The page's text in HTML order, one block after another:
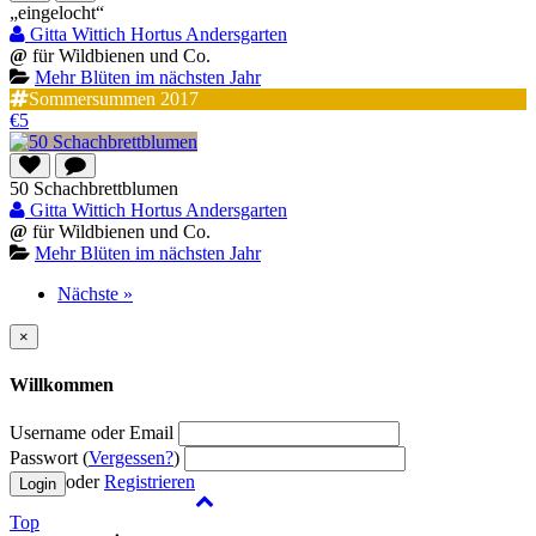
„eingelocht“
Gitta Wittich Hortus Andersgarten
@ für Wildbienen und Co.
Mehr Blüten im nächsten Jahr
Sommersummen 2017
€5
50 Schachbrettblumen
Gitta Wittich Hortus Andersgarten
@ für Wildbienen und Co.
Mehr Blüten im nächsten Jahr
Nächste »
×
Willkommen
Username oder Email
Passwort (Vergessen?)
oderRegistrieren
Top